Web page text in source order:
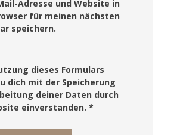
Adresse und Website in
für meinen nächsten
speichern.
dieses Formulars
dich mit der Speicherung
deiner Daten durch
einverstanden. *